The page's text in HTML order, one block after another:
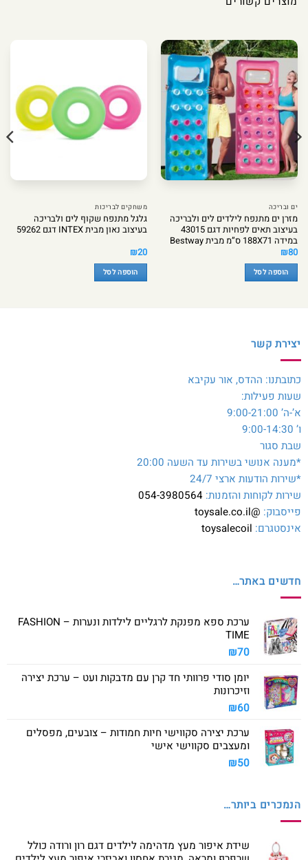
ים ובריכה
מזרן ים מתנפח לילדים לים ולבריכה
בעיצוב תאים לפחיות דגם 43015
במידה 188X71 ס”מ מבית Bestway
₪80
הוספה לסל
משחקים לבריכות
גלגל מתנפח שקוף לים ולבריכה
בעיצוב נאון מבית INTEX דגם 59262
₪20
הוספה לסל
יצירת קשר
כתובתנו: ההדס, אור עקיבא
שעות פעילות:
א’-ה’ 9:00-21:00
ו’ 9:00-14:30
שבת סגור
*מענה אנושי בשירות עד השעה 20:00
*שירות הודעות ארצי 24/7
שירות לקוחות והזמנות: 054-3980564
פייסבוק: @toysale.co.il
אינסטגרם: toysalecoil
חדשים באתר…
ערכת ספא מפנקת לרגליים לילדות ונערות – FASHION
TIME
₪70
יומן סודי פרוותי חד קרן עם מדבקות ועט – ערכת יצירה
וזיכרונות
₪60
ערכת יצירה סקווישי חיות חמודות – צובעים, מפסלים
ומעצבים סקווישי אישי
₪50
הנמכרים ביותר…
שידת איפור מעץ מדהימה לילדים דגם רון ורודה כולל